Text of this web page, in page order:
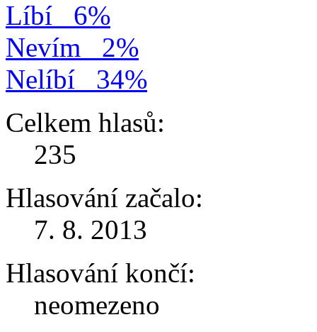
Líbí
6%
Nevím
2%
Nelíbí
34%
Celkem hlasů:
235
Hlasování začalo:
7. 8. 2013
Hlasování končí:
neomezeno